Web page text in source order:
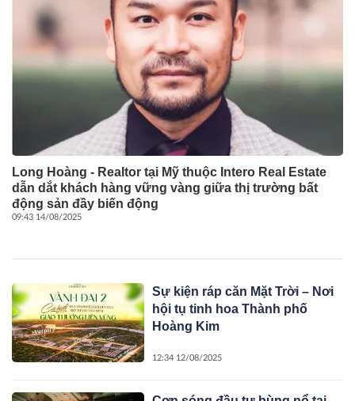
Long Hoàng - Realtor tại Mỹ thuộc Intero Real Estate
dẫn dắt khách hàng vững vàng giữa thị trường bất
động sản đầy biến động
09:43 14/08/2025
Sự kiện ráp căn Mặt Trời – Nơi
hội tụ tinh hoa Thành phố
Hoàng Kim
12:34 12/08/2025